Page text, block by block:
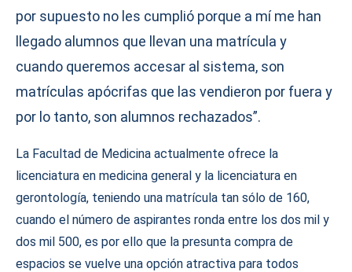
por supuesto no les cumplió porque a mí me han
llegado alumnos que llevan una matrícula y
cuando queremos accesar al sistema, son
matrículas apócrifas que las vendieron por fuera y
por lo tanto, son alumnos rechazados”.
La Facultad de Medicina actualmente ofrece la
licenciatura en medicina general y la licenciatura en
gerontología, teniendo una matrícula tan sólo de 160,
cuando el número de aspirantes ronda entre los dos mil y
dos mil 500, es por ello que la presunta compra de
espacios se vuelve una opción atractiva para todos